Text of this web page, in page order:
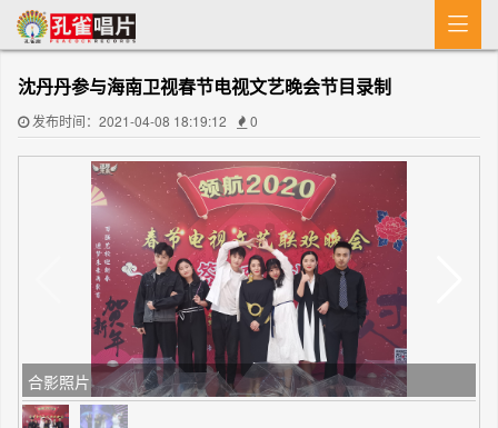
首 页
MV
新闻
艺人介绍
专辑
收歌

沈丹丹参与海南卫视春节电视文艺晚会节目录制
发布时间：2021-04-08 18:19:12 0
合影照片